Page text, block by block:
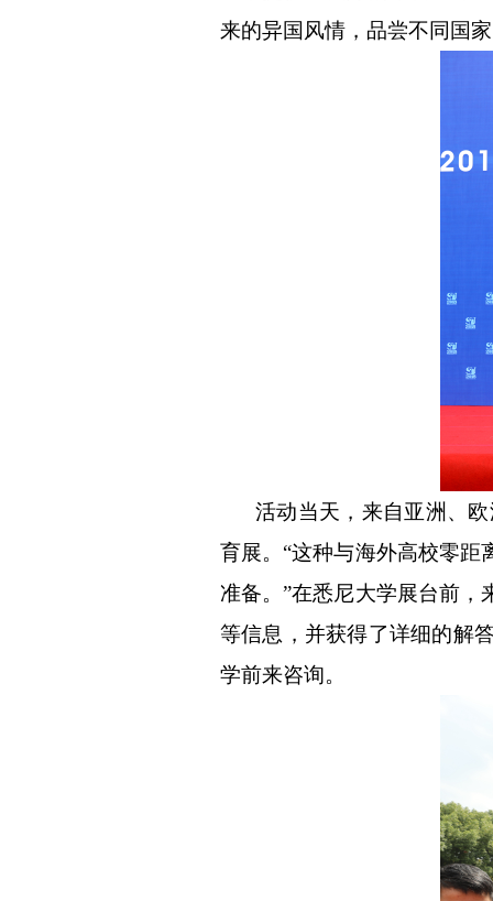
来的异国风情，品尝不同国
活动当天，来自亚洲、
育展。 “这种与海外高校零距
准备。”在悉尼大学展台前，
等信息，并获得了详细的解
学前来咨询。